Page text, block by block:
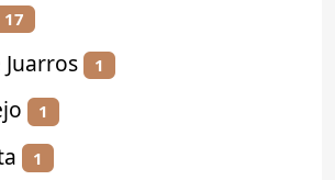
17
1
1
1